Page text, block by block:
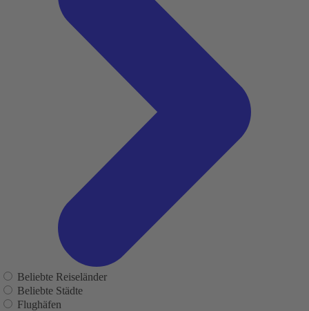
Beliebte Reiseländer
Beliebte Städte
Flughäfen